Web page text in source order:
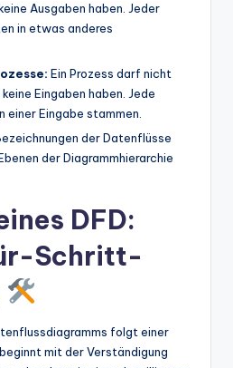
Ausgaben haben. Jeder
in etwas anderes
Ein Prozess darf nicht
Eingaben haben. Jede
einer Eingabe stammen.
der Datenflüsse
der Diagrammhierarchie
DFD:
Schritt-
folgt einer
mit der Verständigung